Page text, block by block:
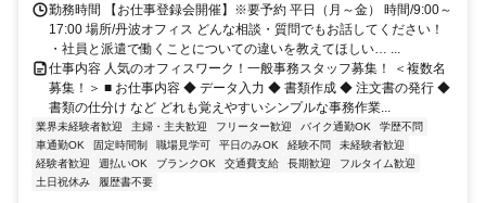
勤務時間 【お仕事登録会開催】※要予約 平日（月～金） 時間/9:00～
17:00 場所/丹波オフィス どんな相談・質問でもお話してください！
・社員と派遣で働くことについての違いを教えてほしい… ...
仕事内容 人気のオフィスワーク！一般事務スタッフ募集！ ＜複数名
募集！＞ ■ お仕事内容 ◆ データ入力 ◆ 書類作成 ◆ 注文書の発行 ◆
書類の仕分け など どれも覚えやすいシンプルな事務作業...
業界未経験者歓迎 主婦・主夫歓迎 フリーター歓迎 バイク通勤OK
学歴不問
車通勤OK
固定時間制 職場見学可 平日のみOK 経験不問
未経験者歓迎
経験者歓迎
週払いOK ブランクOK 交通費支給 長期歓迎
フルタイム歓迎
土日祝休み
履歴書不要